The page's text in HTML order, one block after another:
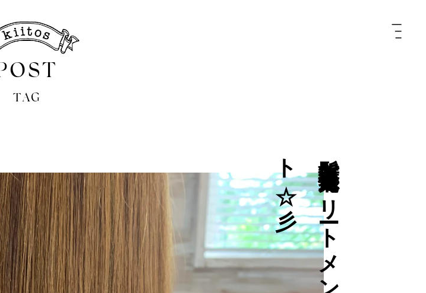
TAG
髪
質
改
善
微
還
元
ト
リ
ー
ト
メ
ン
ト
☆
彡